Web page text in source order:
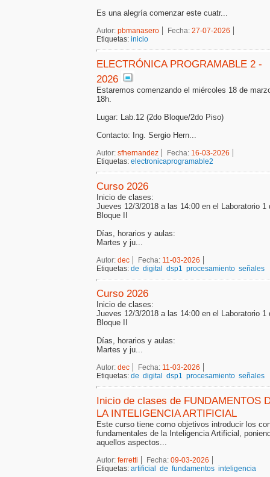
Es una alegría comenzar este cuatr...
Autor: pbmanasero Fecha: 27-07-2026
Etiquetas: inicio
ELECTRÓNICA PROGRAMABLE 2 -
2026
Estaremos comenzando el miércoles 18 de
18h.
Lugar: Lab.12 (2do Bloque/2do Piso)
Contacto: Ing. Sergio Hern...
Autor: sfhernandez Fecha: 16-03-2026
Etiquetas: electronicaprogramable2
Curso 2026
Inicio de clases:
Jueves 12/3/2018 a las 14:00 en el Laboratorio 1
Bloque II
Días, horarios y aulas:
Martes y ju...
Autor: dec Fecha: 11-03-2026
Etiquetas: de digital dsp1 procesamiento señales
Curso 2026
Inicio de clases:
Jueves 12/3/2018 a las 14:00 en el Laboratorio 1
Bloque II
Días, horarios y aulas:
Martes y ju...
Autor: dec Fecha: 11-03-2026
Etiquetas: de digital dsp1 procesamiento señales
Inicio de clases de FUNDAMENTOS
LA INTELIGENCIA ARTIFICIAL
Este curso tiene como objetivos introducir los
fundamentales de la Inteligencia Artificial,
aquellos aspectos...
Autor: ferretti Fecha: 09-03-2026
Etiquetas: artificial de fundamentos inteligencia